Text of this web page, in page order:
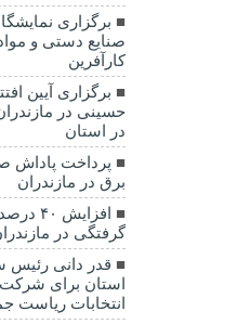
برگزاری
صنایع دستی و
کارآفرین
برگزاری آیین
در استان
برق در مازندران
گرفتگی در
قدر دانی رئیس
استان برای
انتخابات ریاست